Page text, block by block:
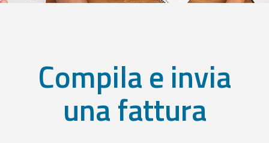
Compila e invia
una fattura